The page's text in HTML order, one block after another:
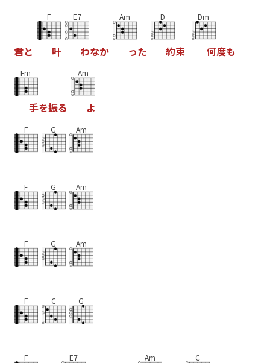
君と
F
叶
E7
わなか
Am
った
D
約束
Dm
何度も
Fm
手を振る
Am
よ
F G Am
F G Am
F G Am
F C G
F E7 Am C